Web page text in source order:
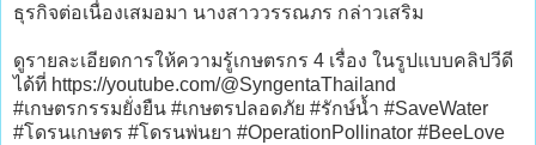
ธุรกิจต่อเนื่องเสมอมา นางสาววรรณภร กล่าวเสริม
ดูรายละเอียดการให้ความรู้เกษตรกร 4 เรื่อง ในรูปแบบคลิปวีดี
ได้ที่ https://youtube.com/@SyngentaThailand
#เกษตรกรรมยั่งยืน #เกษตรปลอดภัย #รักษ์น้ำ #SaveWater
#โดรนเกษตร #โดรนพ่นยา #OperationPollinator #BeeLove